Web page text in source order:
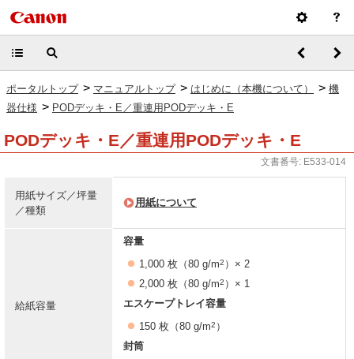
ポータルトップ > マニュアルトップ > はじめに（本機について） > 機
器仕様 > PODデッキ・E／重連用PODデッキ・E
PODデッキ・E／重連用PODデッキ・E
文書番号: E533-014
用紙サイズ／坪量
／種類
用紙について
給紙容量
容量
1,000 枚（80 g/m2 ）× 2
2,000 枚（80 g/m2 ）× 1
エスケープトレイ容量
150 枚（80 g/m2 ）
封筒